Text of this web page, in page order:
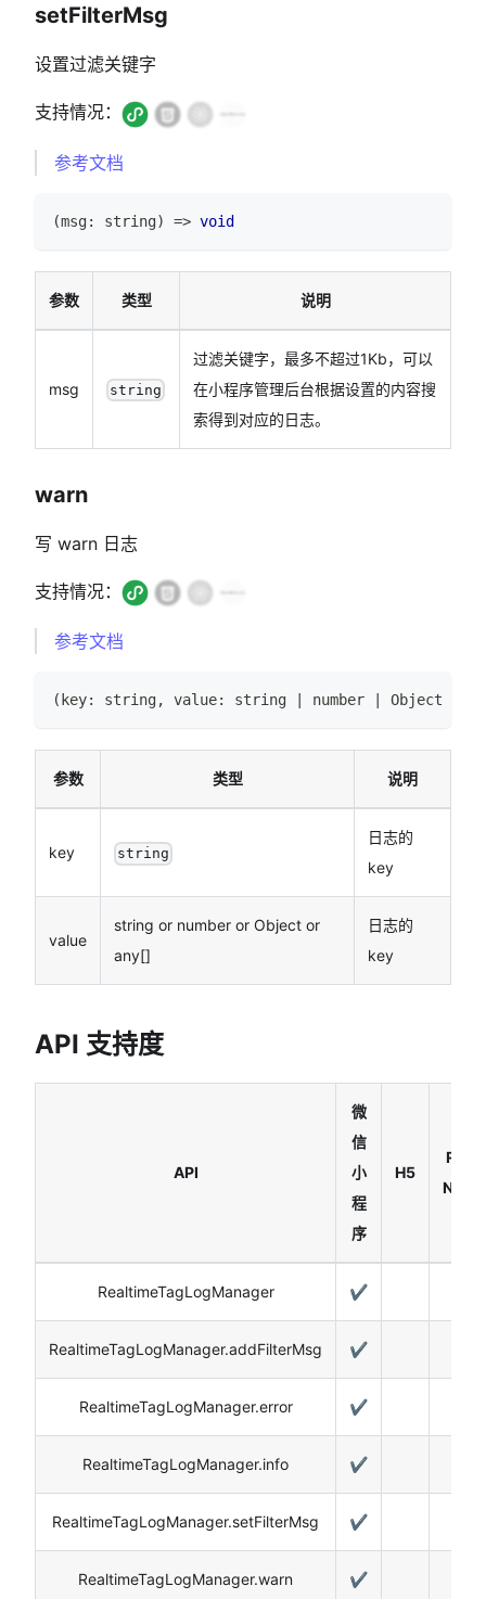
setFilterMsg
设置过滤关键字
支持情况：
参考文档
(msg: string) => void
参数 类型 说明
msg string
过滤关键字，最多不超过1Kb，可以
在小程序管理后台根据设置的内容搜
索得到对应的日志。
warn
写 warn 日志
支持情况：
参考文档
( key: string, value: string number Object
参数 类型 说明
key string
日志的
key
value
string or number or Object or
any[]
日志的
key
API 支持度
API
微
信
小
程
序
H5
React
RealtimeTagLogManager ✔️
RealtimeTagLogManager.addFilterMsg ✔️
RealtimeTagLogManager.error ✔️
RealtimeTagLogManager.info ✔️
RealtimeTagLogManager.setFilterMsg ✔️
RealtimeTagLogManager.warn ✔️